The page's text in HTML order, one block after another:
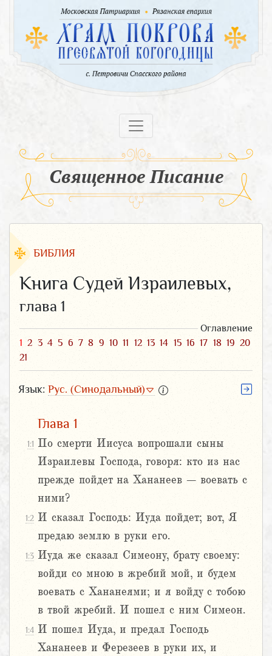
Священное Писание
БИБЛИЯ
Книга Судей Израилевых,
глава 1
Оглавление
1 2 3 4 5 6 7 8 9 10 11 12 13 14 15 16 17 18 19 20
21
Язык: Рус. (Синодальный)
Глава 1
1:1 По смерти Иисуса вопрошали сыны
Израилевы Господа, говоря: кто из нас
прежде пойдет на Хананеев – воевать с
ними?
1:2 И сказал Господь: Иуда пойдет; вот, Я
предаю землю в руки его.
1:3 Иуда же сказал Симеону, брату своему:
войди со мною в жребий мой, и будем
воевать с Хананеями; и я войду с тобою
в твой жребий. И пошел с ним Симеон.
1:4 И пошел Иуда, и предал Господь
Хананеев и Ферезеев в руки их, и